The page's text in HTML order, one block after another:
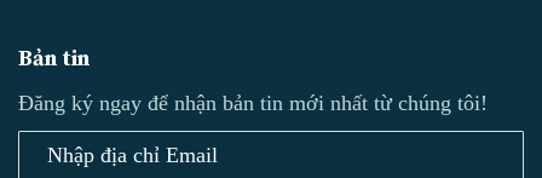
Bản tin
Đăng ký ngay để nhận bản tin mới nhất từ chúng tôi!